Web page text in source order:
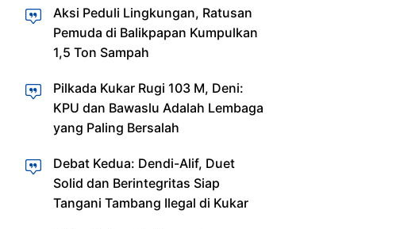
Aksi Peduli Lingkungan, Ratusan
Pemuda di Balikpapan Kumpulkan
1,5 Ton Sampah
Pilkada Kukar Rugi 103 M, Deni:
KPU dan Bawaslu Adalah Lembaga
yang Paling Bersalah
Debat Kedua: Dendi-Alif, Duet
Solid dan Berintegritas Siap
Tangani Tambang Ilegal di Kukar